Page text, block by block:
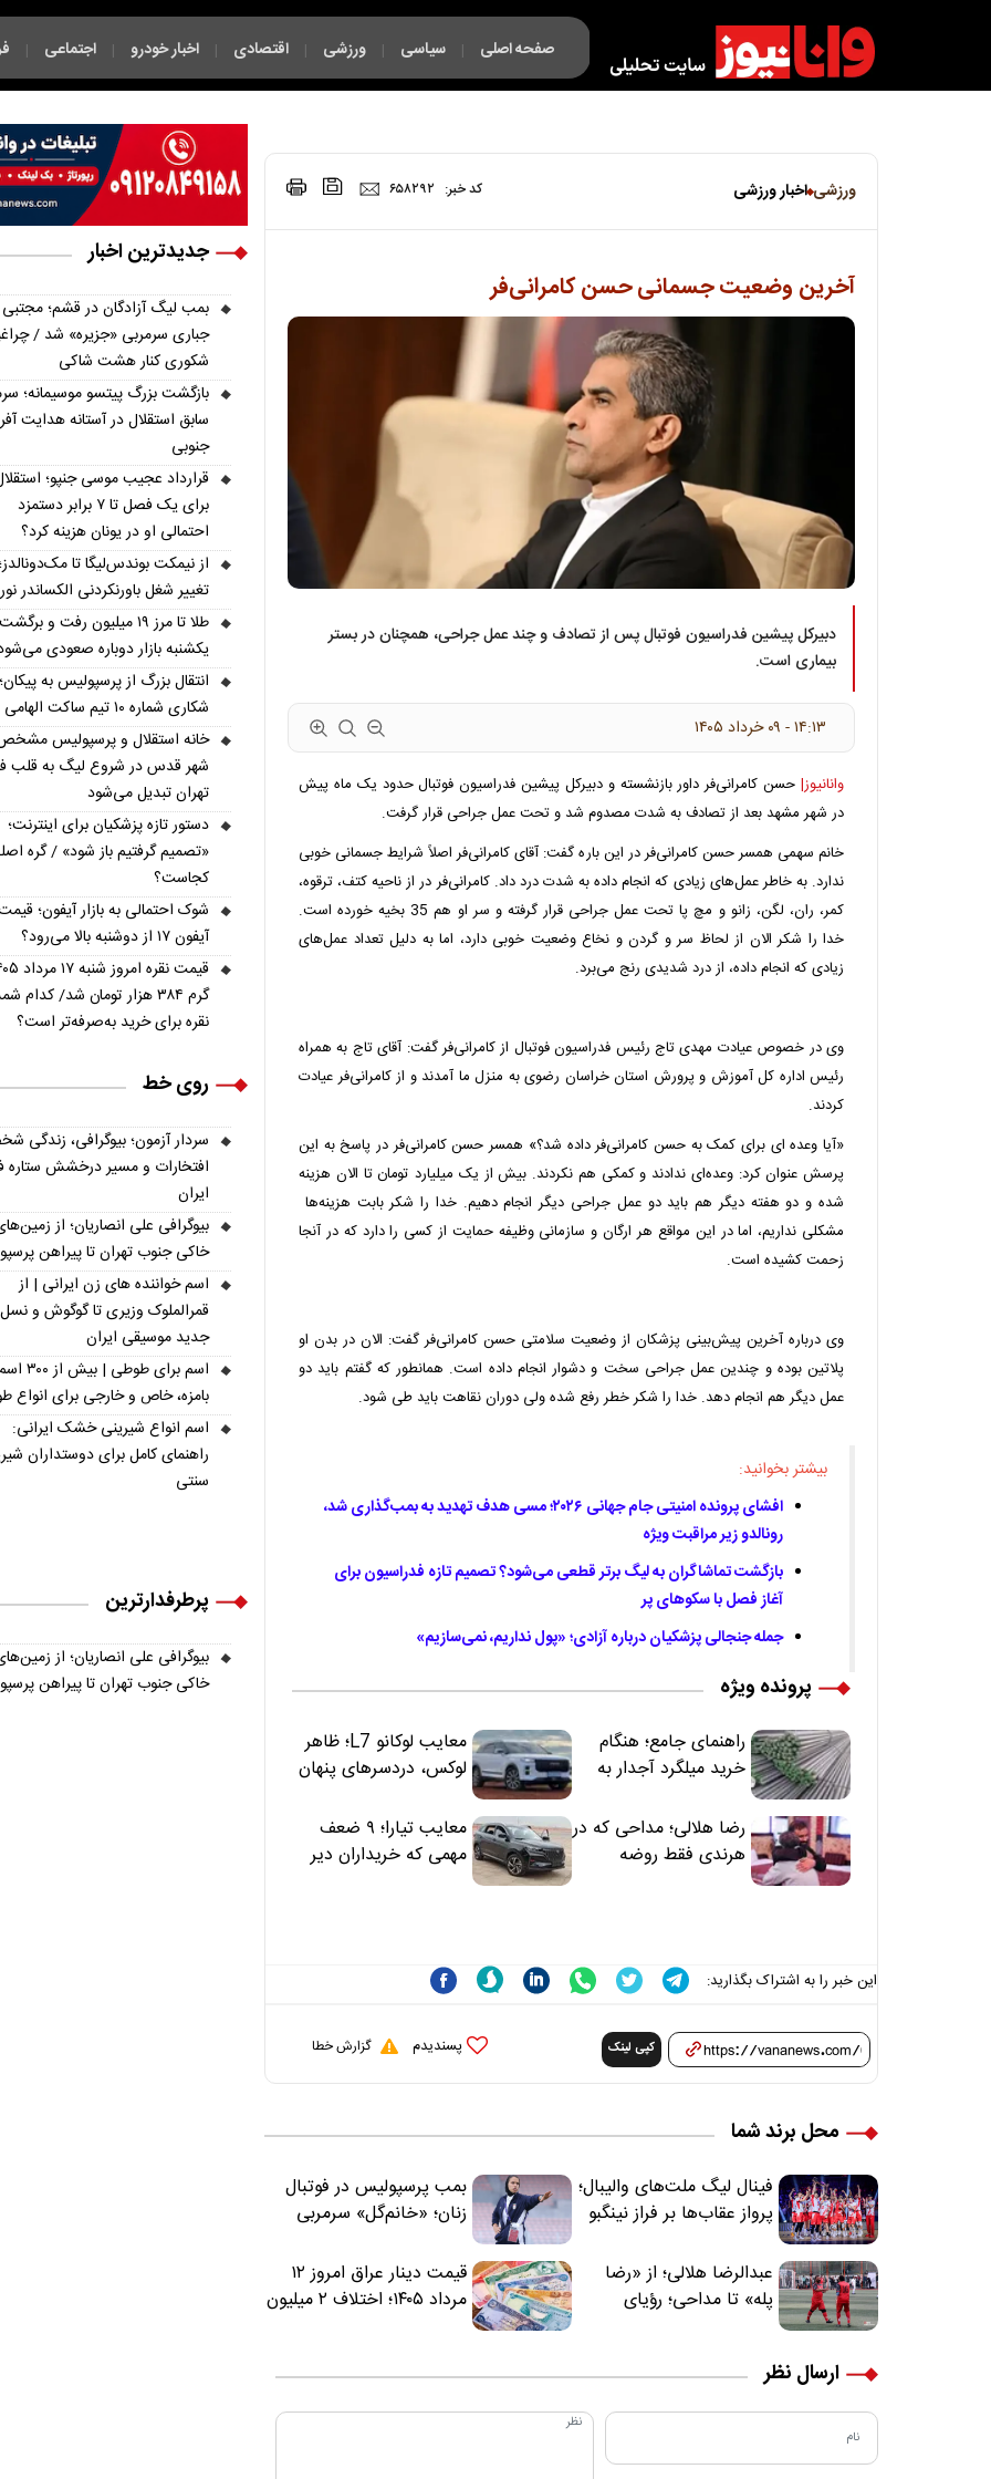
صفحه اصلی | سیاسی | ورزشی | اقتصادی | اخبار خودرو | اجتماعی |
فکت لایف
|
ورزشی اخبار ورزشی کد خبر: ۶۵۸۲۹۲
آخرین وضعیت جسمانی حسن کامرانی‌فر
دبیرکل پیشین فدراسیون فوتبال پس از تصادف و چند عمل جراحی، همچنان در بستر
بیماری است.
۱۴:۱۳ - ۰۹ خرداد ۱۴۰۵
وانانیوز| حسن کامرانی‌فر داور بازنشسته و دبیرکل پیشین فدراسیون فوتبال حدود یک ماه پیش
در شهر مشهد بعد از تصادف به شدت مصدوم شد و تحت عمل جراحی قرار گرفت.
خانم سهمی همسر حسن کامرانی‌فر در این باره گفت: آقای کامرانی‌فر اصلاً شرایط جسمانی خوبی
ندارد. به خاطر عمل‌های زیادی که انجام داده به شدت درد داد. کامرانی‌فر در از ناحیه کتف، ترقوه،
کمر، ران، لگن، زانو و مچ پا تحت عمل جراحی قرار گرفته و سر او هم 35 بخیه خورده است.
خدا را شکر الان از لحاظ سر و گردن و نخاع وضعیت خوبی دارد، اما به دلیل تعداد عمل‌های
زیادی که انجام داده، از درد شدیدی رنج می‌برد.
وی در خصوص عیادت مهدی تاج رئیس فدراسیون فوتبال از کامرانی‌فر گفت: آقای تاج به همراه
رئیس اداره کل آموزش و پرورش استان خراسان رضوی به منزل ما آمدند و از کامرانی‌فر عیادت
کردند.
«آیا وعده ای برای کمک به حسن کامرانی‌فر داده شد؟» همسر حسن کامرانی‌فر در پاسخ به این
پرسش عنوان کرد: وعده‌ای ندادند و کمکی هم نکردند. بیش از یک میلیارد تومان تا الان هزینه
شده و دو هفته دیگر هم باید دو عمل جراحی دیگر انجام دهیم. خدا را شکر بابت هزینه‌ها
مشکلی نداریم، اما در این مواقع هر ارگان و سازمانی وظیفه حمایت از کسی را دارد که در آنجا
زحمت کشیده است.
وی درباره آخرین پیش‌بینی پزشکان از وضعیت سلامتی حسن کامرانی‌فر گفت: الان در بدن او
پلاتین بوده و چندین عمل جراحی سخت و دشوار انجام داده است. همانطور که گفتم باید دو
عمل دیگر هم انجام دهد. خدا را شکر خطر رفع شده ولی دوران نقاهت باید طی شود.
بیشتر بخوانید:
افشای پرونده امنیتی جام جهانی ۲۰۲۶؛ مسی هدف تهدید به بمب‌گذاری شد،
رونالدو زیر مراقبت ویژه
بازگشت تماشاگران به لیگ برتر قطعی می‌شود؟ تصمیم تازه فدراسیون برای
آغاز فصل با سکوهای پر
جمله جنجالی پزشکیان درباره آزادی؛ «پول نداریم، نمی‌سازیم»
پرونده ویژه
راهنمای جامع؛ هنگام
خرید میلگرد آجدار به
معایب لوکانو L7؛ ظاهر
لوکس، دردسرهای پنهان
رضا هلالی؛ مداحی که در
هرندی فقط روضه
معایب تیارا؛ ۹ ضعف
مهمی که خریداران دیر
این خبر را به اشتراک بگذارید:
کپی لینک پسندیدم گزارش خطا
محل برند شما
فینال لیگ ملت‌های والیبال؛
پرواز عقاب‌ها بر فراز نینگبو
بمب پرسپولیس در فوتبال
زنان؛ «خانم‌گل» سرمربی
عبدالرضا هلالی؛ از «رضا
پله» تا مداحی؛ رؤیای
قیمت دینار عراق امروز ۱۲
مرداد ۱۴۰۵؛ اختلاف ۲ میلیون
ارسال نظر
جدیدترین اخبار
بمب لیگ آزادگان در قشم؛ مجتبی
جباری سرمربی «جزیره» شد /
شکوری کنار هشت شاکی
بازگشت بزرگ پیتسو موسیمانه؛
سابق استقلال در آستانه هدایت
جنوبی
قرارداد عجیب موسی جنپو؛
برای یک فصل تا ۷ برابر دستمزد
احتمالی او در یونان هزینه کرد؟
از نیمکت بوندس‌لیگا تا
تغییر شغل باورنکردنی الکساندر
طلا تا مرز ۱۹ میلیون رفت و
یکشنبه بازار دوباره صعودی
انتقال بزرگ از پرسپولیس به
شکاری شماره ۱۰ تیم ساکت الهامی شد
خانه استقلال و پرسپولیس
شهر قدس در شروع لیگ به قلب
تهران تبدیل می‌شود
دستور تازه پزشکیان برای اینترنت؛
«تصمیم گرفتیم باز شود» / گره
کجاست؟
شوک احتمالی به بازار آیفون؛
آیفون ۱۷ از دوشنبه بالا می‌رود؟
گرم ۳۸۴ هزار تومان شد/
نقره برای خرید به‌صرفه‌تر است؟
روی خط
سردار آزمون؛ بیوگرافی، زندگی
افتخارات و مسیر درخشش ستاره
ایران
بیوگرافی علی انصاریان؛ از
خاکی جنوب تهران تا پیراهن
اسم خواننده های زن ایرانی | از
قمرالملوک وزیری تا گوگوش و نسل
جدید موسیقی ایران
اسم برای
بامزه، خاص و خارجی برای انواع
اسم انواع شیرینی خشک ایرانی:
راهنمای کامل برای دوستداران
سنتی
پرطرفدارترین
بیوگرافی علی انصاریان؛ از
خاکی جنوب تهران تا پیراهن